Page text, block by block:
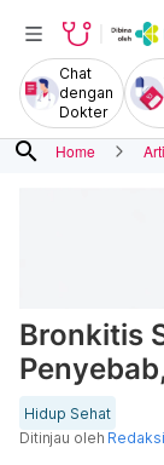
Chat
dengan
Dokter
search Home
Bronkitis
Hidup Sehat
Ditinjau oleh